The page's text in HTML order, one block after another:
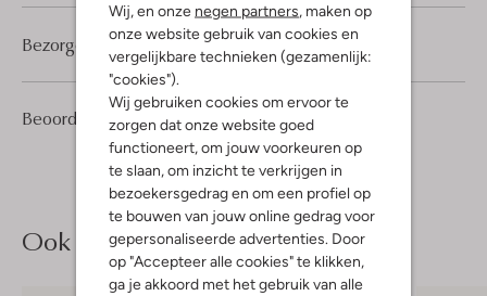
Wij, en onze negen partners , maken op
onze website gebruik van cookies en
vergelijkbare technieken (gezamenlijk:
"cookies").
Wij gebruiken cookies om ervoor te
zorgen dat onze website goed
functioneert, om jouw voorkeuren op
te slaan, om inzicht te verkrijgen in
bezoekersgedrag en om een profiel op
te bouwen van jouw online gedrag voor
gepersonaliseerde advertenties. Door
op "Accepteer alle cookies" te klikken,
ga je akkoord met het gebruik van alle
Beoordelingen (1) 5
1
5
Sterren
Bezorgen & retourneren
Ook iets voor jou?